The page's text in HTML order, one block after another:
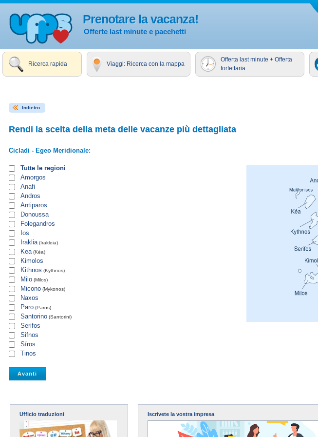
Prenotare la vacanza!
Offerte last minute e pacchetti
Ricerca rapida Viaggi: Ricerca con la mappa
Offerta last minute + Offerta
forfettaria
Indietro
Rendi la scelta della meta delle vacanze più dettagliata
Cicladi - Egeo Meridionale:
Tutte le regioni
Amorgos
Anafi
Andros
Antiparos
Donoussa
Folegandros
Ios
Iraklia(Irakleia)
Kea(Kéa)
Kimolos
Kithnos (Kythnos)
Milo(Milos)
Micono(Mykonos)
Naxos
Paro(Paros)
Santorino(Santorini)
Serifos
Sifnos
Síros
Tinos
Ufficio traduzioni Iscrivete la vostra impresa